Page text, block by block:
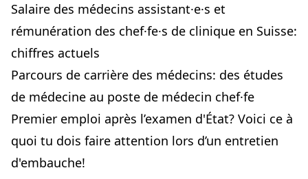
Salaire des médecins assistant·e·s et
rémunération des chef·fe·s de clinique en Suisse:
chiffres actuels
Parcours de carrière des médecins: des études
de médecine au poste de médecin chef·fe
Premier emploi après l’examen d'État? Voici ce à
quoi tu dois faire attention lors d’un entretien
d'embauche!